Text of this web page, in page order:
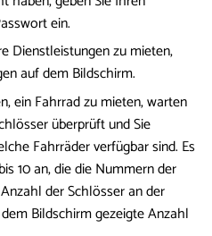
ein.
Dienstleistungen zu mieten,
auf dem Bildschirm.
ein Fahrrad zu mieten, warten
überprüft und Sie
Fahrräder verfügbar sind. Es
10 an, die die Nummern der
der Schlösser an der
Bildschirm gezeigte Anzahl